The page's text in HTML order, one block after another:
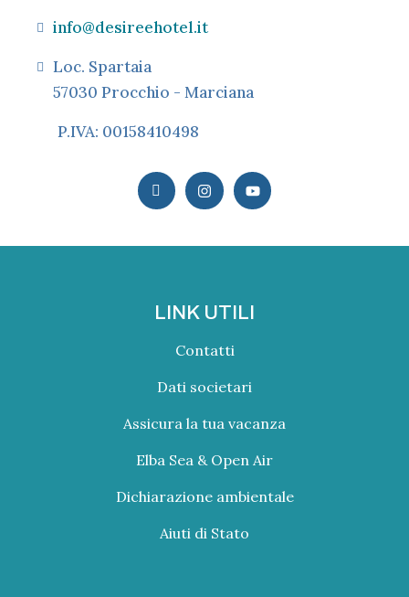
info@desireehotel.it
Loc. Spartaia
57030 Procchio - Marciana
P.IVA: 00158410498
LINK UTILI
Contatti
Dati societari
Assicura la tua vacanza
Elba Sea & Open Air
Dichiarazione ambientale
Aiuti di Stato